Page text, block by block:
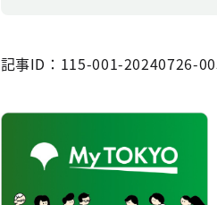
記事ID：115-001-20240726-